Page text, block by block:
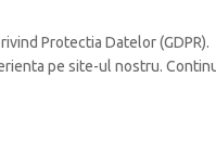
Protectia Datelor (GDPR).
pe site-ul nostru.